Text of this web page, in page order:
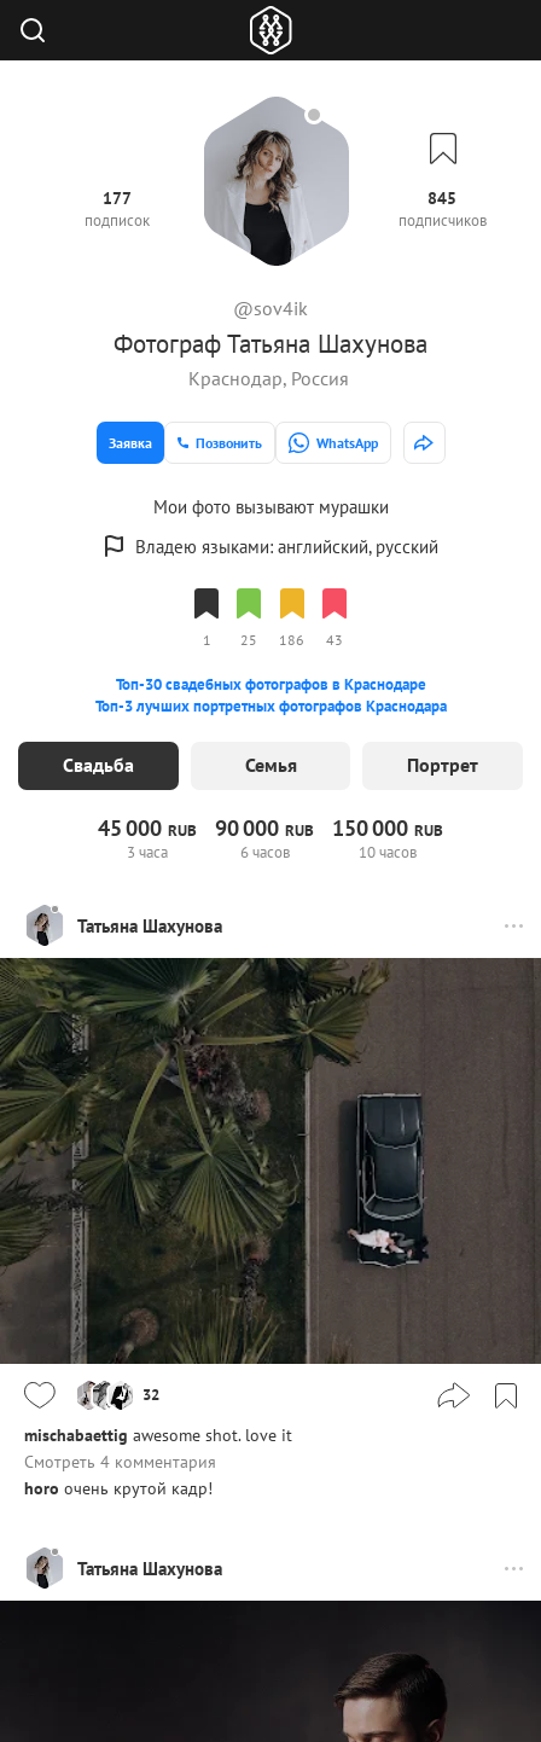
Фотограф Татьяна Шахунова
@sov4ik
177
подписок
845
подписчиков
Краснодар, Россия
Заявка Позвонить WhatsApp
Мои фото вызывают мурашки
Владею языками: английский, русский
1 25 186 43
Топ-30 свадебных фотографов в Краснодаре
Топ-3 лучших портретных фотографов Краснодара
Свадьба Семья Портрет
45000RUB
3 часа
90000 RUB
6 часов
150000 RUB
10 часов
Татьяна Шахунова
32
mischabaettig awesome shot. love it
Смотреть 4 комментария
horo очень крутой кадр!
Татьяна Шахунова